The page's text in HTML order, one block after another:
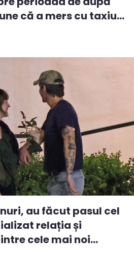
că a mers cu taxiu...
au făcut pasul cel
relația și
cele mai noi